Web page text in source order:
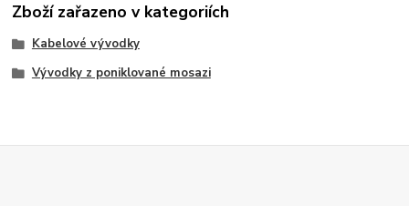
Zboží zařazeno v kategoriích
Kabelové vývodky
Vývodky z poniklované mosazi